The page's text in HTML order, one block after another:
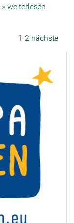
» weiterlesen
1 2 nächste